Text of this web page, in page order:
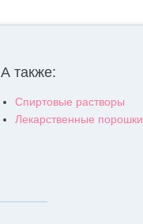
А также:
Спиртовые растворы
Лекарственные порошки